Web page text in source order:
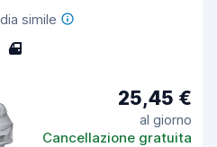
simile
4
25,45 €
al giorno
Cancellazione gratuita